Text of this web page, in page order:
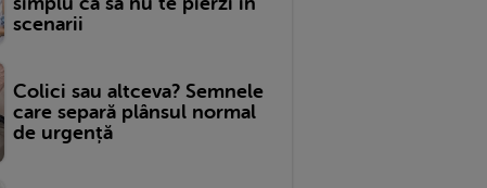
scenarii
Colici sau altceva? Semnele
care separă plânsul normal
de urgență